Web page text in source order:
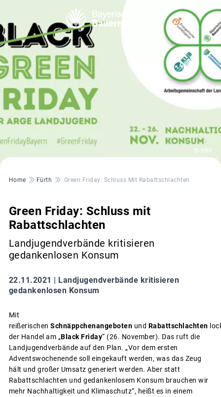
© BBV
Pfadnavigation
Home Fürth Green Friday: Schluss Mit Rabattschlachten
Green Friday: Schluss mit
Rabattschlachten
Landjugendverbände kritisieren
gedankenlosen Konsum
22.11.2021 | Landjugendverbände kritisieren
gedankenlosen Konsum
Mit
reißerischen Schnäppchenangeboten und Rabattschlachten
der Handel am „Black Friday“ (26. November). Das ruft die
Landjugendverbände auf den Plan. „Vor dem ersten
Adventswochenende soll eingekauft werden, was das Zeug
hält und großer Umsatz generiert werden. Aber statt
Rabattschlachten und gedankenlosem Konsum brauchen wir
mehr Nachhaltigkeit und Klimaschutz“, heißt es in einem